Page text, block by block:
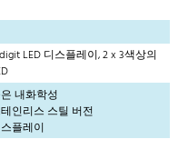
LED 디스플레이, 2 x 3색상의
내화학성
인리스 스틸 버전
플레이